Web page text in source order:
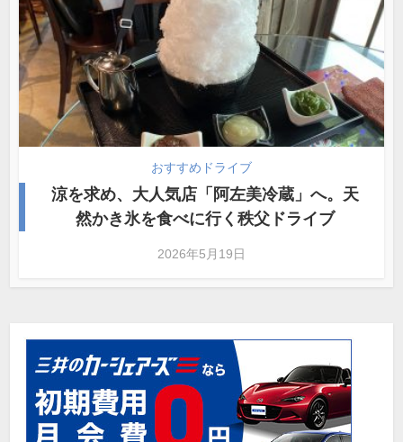
おすすめドライブ
涼を求め、大人気店「阿左美冷蔵」へ。天
然かき氷を食べに行く秩父ドライブ
2026年5月19日